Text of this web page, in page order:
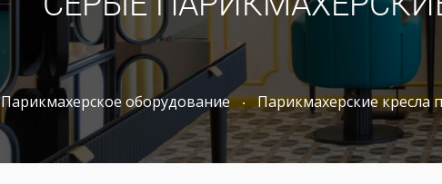
Парикмахерское оборудование Парикмахерские кресла